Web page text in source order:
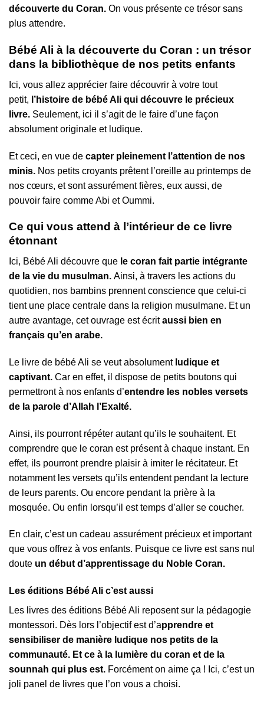
découverte du Coran. On vous présente ce trésor sans
plus attendre.
Bébé Ali à la découverte du Coran : un trésor
dans la bibliothèque de nos petits enfants
Ici, vous allez apprécier faire découvrir à votre tout
petit, l’histoire de bébé Ali qui découvre le précieux
livre. Seulement, ici il s’agit de le faire d’une façon
absolument originale et ludique.
Et ceci, en vue de capter pleinement l’attention de nos
minis. Nos petits croyants prêtent l’oreille au printemps de
nos cœurs, et sont assurément fières, eux aussi, de
pouvoir faire comme Abi et Oummi.
Ce qui vous attend à l’intérieur de ce livre
étonnant
Ici, Bébé Ali découvre que le coran fait partie intégrante
de la vie du musulman. Ainsi, à travers les actions du
quotidien, nos bambins prennent conscience que celui-ci
tient une place centrale dans la religion musulmane. Et un
autre avantage, cet ouvrage est écritaussi bien en
français qu’en arabe.
Le livre de bébé Ali se veut absolument ludique et
captivant. Car en effet, il dispose de petits boutons qui
permettront à nos enfants d’entendre les nobles versets
de la parole d’Allah l’Exalté.
Ainsi, ils pourront répéter autant qu’ils le souhaitent. Et
comprendre que le coran est présent à chaque instant. En
effet, ils pourront prendre plaisir à imiter le récitateur. Et
notamment les versets qu’ils entendent pendant la lecture
de leurs parents. Ou encore pendant la prière à la
mosquée. Ou enfin lorsqu’il est temps d’aller se coucher.
En clair, c’est un cadeau assurément précieux et important
que vous offrez à vos enfants. Puisque ce livre est sans nul
doute un début d’apprentissage du Noble Coran.
Les éditions Bébé Ali c’est aussi
Les livres des éditions Bébé Ali reposent sur la pédagogie
montessori. Dès lors l’objectif est d’apprendre et
sensibiliser de manière ludique nos petits de la
communauté. Et ce à la lumière du coran et de la
sounnah qui plus est. Forcément on aime ça ! Ici, c’est un
joli panel de livres que l’on vous a choisi.